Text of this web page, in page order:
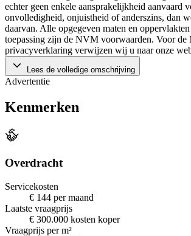
echter geen enkele aansprakelijkheid aanvaard
onvolledigheid, onjuistheid of anderszins, dan
daarvan. Alle opgegeven maten en
toepassing zijn de NVM voorwaarden. Voor
privacyverklaring verwijzen wij u naar onze
Lees de volledige omschrijving
Advertentie
Kenmerken
Overdracht
Servicekosten
€ 144 per maand
Laatste vraagprijs
€ 300.000 kosten koper
Vraagprijs per m²